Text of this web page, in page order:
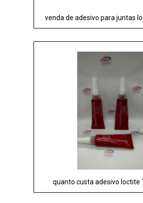
venda de adesivo para juntas
quanto custa adesivo loctite